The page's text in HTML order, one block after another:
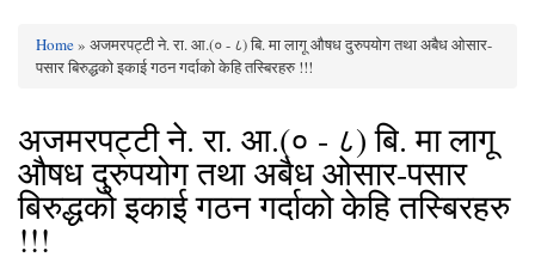
You are here
Home» अजमरपट्टी ने. रा. आ.(० - ८) बि. मा लागू औषध दुरुपयोग तथा अबैध ओसार-
पसार बिरुद्धको इकाई गठन गर्दाको केहि तस्बिरहरु !!!
अजमरपट्टी ने. रा. आ.(० - ८) बि. मा लागू
औषध दुरुपयोग तथा अबैध ओसार-पसार
बिरुद्धको इकाई गठन गर्दाको केहि तस्बिरहरु
!!!